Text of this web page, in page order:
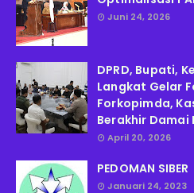
Juni 24, 2026
DPRD, Bupati,
Langkat Gelar
Forkopimda,
Berakhir Damai
April 20, 2026
PEDOMAN SIBER
Januari 24, 2023